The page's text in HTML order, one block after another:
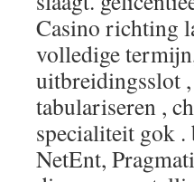
Casino richting
volledige
uitbreidingsslot
tabulariseren ,
specialiteit gok
NetEnt,